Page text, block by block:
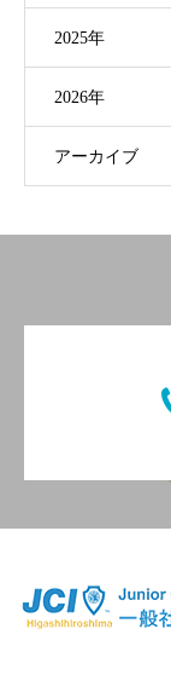
2025年
2026年
アーカイブ